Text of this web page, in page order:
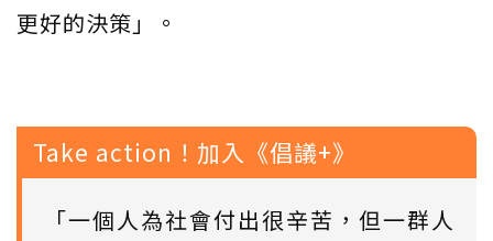
更好的決策」。
Take action！加入《倡議+》
「一個人為社會付出很辛苦，但一群人